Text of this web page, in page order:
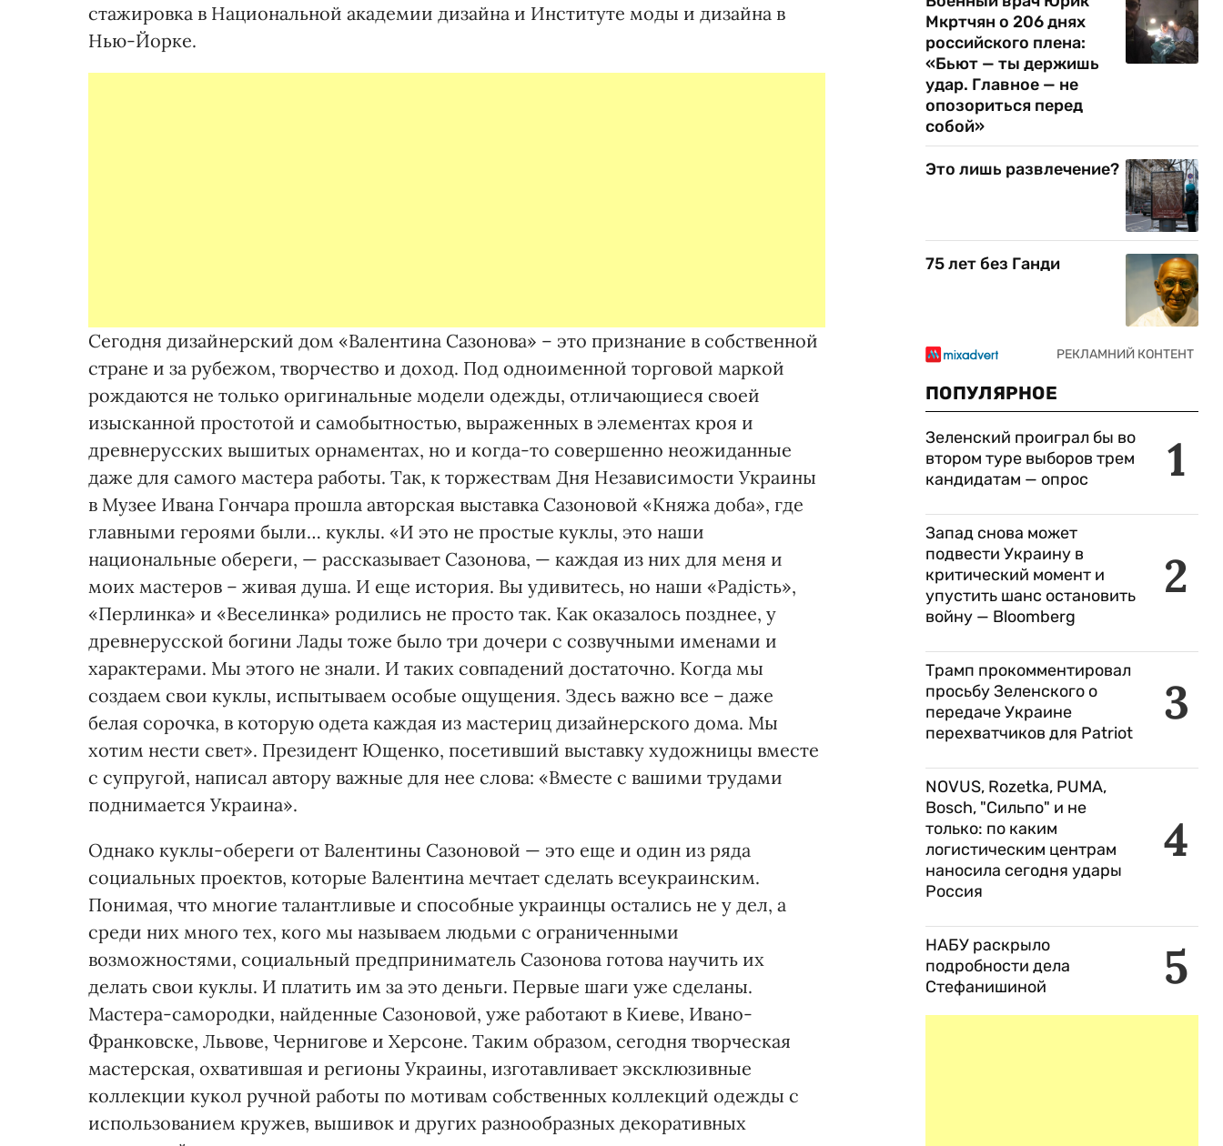
стажировка в Национальной академии дизайна и Институте моды и дизайна в
Нью-Йорке.
Сегодня дизайнерский дом «Валентина Сазонова» – это признание в собственной
стране и за рубежом, творчество и доход. Под одноименной торговой маркой
рождаются не только оригинальные модели одежды, отличающиеся своей
изысканной простотой и самобытностью, выраженных в элементах кроя и
древнерусских вышитых орнаментах, но и когда-то совершенно неожиданные
даже для самого мастера работы. Так, к торжествам Дня Независимости Украины
в Музее Ивана Гончара прошла авторская выставка Сазоновой «Княжа доба», где
главными героями были… куклы. «И это не простые куклы, это наши
национальные обереги, — рассказывает Сазонова, — каждая из них для меня и
моих мастеров – живая душа. И еще история. Вы удивитесь, но наши «Радість»,
«Перлинка» и «Веселинка» родились не просто так. Как оказалось позднее, у
древнерусской богини Лады тоже было три дочери с созвучными именами и
характерами. Мы этого не знали. И таких совпадений достаточно. Когда мы
создаем свои куклы, испытываем особые ощущения. Здесь важно все – даже
белая сорочка, в которую одета каждая из мастериц дизайнерского дома. Мы
хотим нести свет». Президент Ющенко, посетивший выставку художницы вместе
с супругой, написал автору важные для нее слова: «Вместе с вашими трудами
поднимается Украина».
Однако куклы-обереги от Валентины Сазоновой — это еще и один из ряда
социальных проектов, которые Валентина мечтает сделать всеукраинским.
Понимая, что многие талантливые и способные украинцы остались не у дел, а
среди них много тех, кого мы называем людьми с ограниченными
возможностями, социальный предприниматель Сазонова готова научить их
делать свои куклы. И платить им за это деньги. Первые шаги уже сделаны.
Мастера-самородки, найденные Сазоновой, уже работают в Киеве, Ивано-
Франковске, Львове, Чернигове и Херсоне. Таким образом, сегодня творческая
мастерская, охватившая и регионы Украины, изготавливает эксклюзивные
коллекции кукол ручной работы по мотивам собственных коллекций одежды с
использованием кружев, вышивок и других разнообразных декоративных
Мкртчян о 206 днях
российского плена:
«Бьют — ты держишь
удар. Главное — не
опозориться перед
собой»
Это лишь развлечение?
75 лет без Ганди
ПОПУЛЯРНОЕ
1
Зеленский проиграл бы во
втором туре выборов трем
кандидатам — опрос
2
Запад снова может
подвести Украину в
критический момент и
упустить шанс остановить
войну — Bloomberg
3
Трамп прокомментировал
просьбу Зеленского о
передаче Украине
перехватчиков для Patriot
4
NOVUS, Rozetka, PUMA,
Bosch, "Сильпо" и не
только: по каким
логистическим центрам
наносила сегодня удары
Россия
5
НАБУ раскрыло
подробности дела
Стефанишиной